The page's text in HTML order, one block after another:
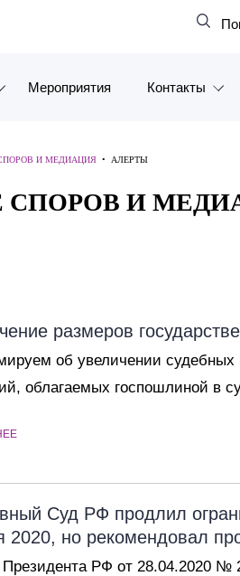
инфопортал
Мероприятия Контакты
ОАЭ
Корея
И МЕДИАЦИЯ• АЛЕРТЫ
СПОРОВ И
размеров
об увеличении
облагаемых госпошлиной в
Суд РФ продлил
2020, но рекомендовал
Президента РФ от 28.04.2020 №